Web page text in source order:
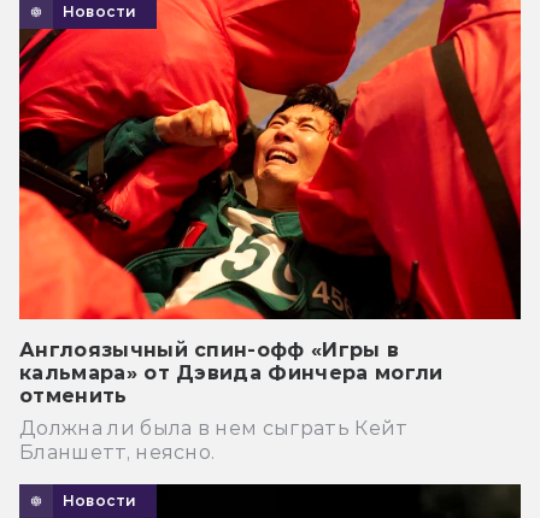
Новости
Англоязычный спин-офф «Игры в
кальмара» от Дэвида Финчера могли
отменить
Должна ли была в нем сыграть Кейт
Бланшетт, неясно.
Новости